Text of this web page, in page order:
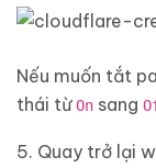
Nếu muốn tắt
thái từOn sang
5. Quay trở lại